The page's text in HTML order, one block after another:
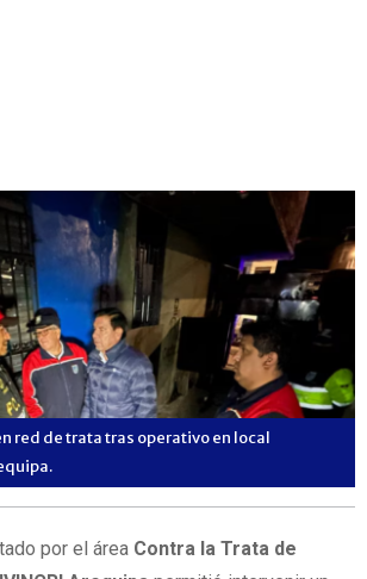
red de trata tras operativo en local
por el área Contra la Trata de